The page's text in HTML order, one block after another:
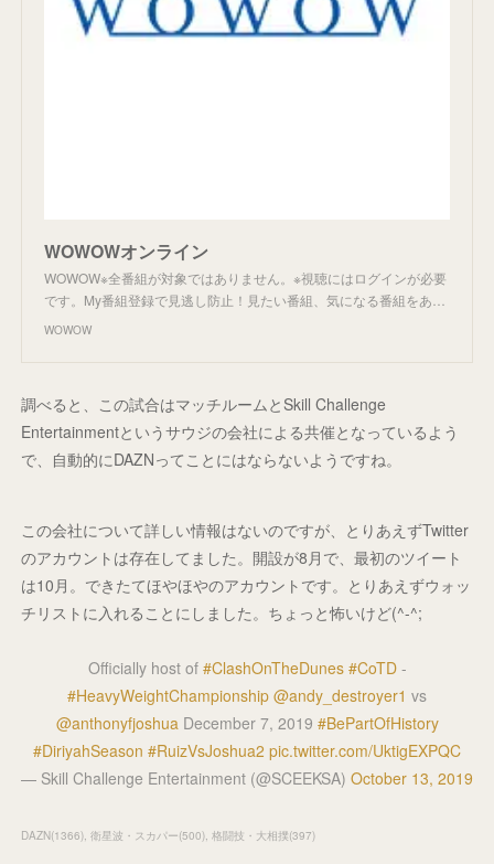
WOWOWオンライン
WOWOW※全番組が対象ではありません。※視聴にはログインが必要
です。My番組登録で見逃し防止！見たい番組、気になる番組をあ…
WOWOW
調べると、この試合はマッチルームとSkill Challenge
Entertainmentというサウジの会社による共催となっているよう
で、自動的にDAZNってことにはならないようですね。
この会社について詳しい情報はないのですが、とりあえずTwitter
のアカウントは存在してました。開設が8月で、最初のツイート
は10月。できたてほやほやのアカウントです。とりあえずウォッ
チリストに入れることにしました。ちょっと怖いけど(^-^;
Officially host of #ClashOnTheDunes #CoTD-
#HeavyWeightChampionship @andy_destroyer1 vs
@anthonyfjoshuaDecember 7, 2019 #BePartOfHistory
#DiriyahSeason #RuizVsJoshua2 pic.twitter.com/UktigEXPQC
— Skill Challenge Entertainment (@SCEEKSA) October 13, 2019
DAZN(1366) 衛星波・スカパー(500) 格闘技・大相撲(397)